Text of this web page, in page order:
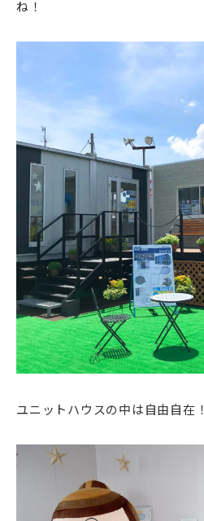
ね！
ユニットハウスの中は自由自在！